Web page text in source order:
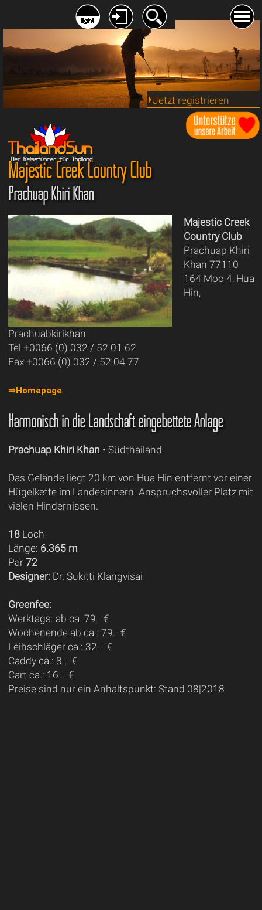
Jetzt registrieren
Majestic Creek Country Club
Prachuap Khiri Khan
Majestic Creek
Country Club
Prachuap Khiri
Khan 77110
164 Moo 4, Hua
Hin,
Prachuabkirikhan
Tel +0066 (0) 032 / 52 01 62
Fax +0066 (0) 032 / 52 04 77
⇒Homepage
Harmonisch in die Landschaft eingebettete Anlage
Prachuap Khiri Khan • Südthailand
Das Gelände liegt 20 km von Hua Hin entfernt vor einer
Hügelkette im Landesinnern. Anspruchsvoller Platz mit
vielen Hindernissen.
18Loch
Länge: 6.365 m
Par 72
Designer: Dr. Sukitti Klangvisai
Greenfee:
Werktags: ab ca. 79.- €
Wochenende ab ca.: 79.- €
Leihschläger ca.: 32 .- €
Caddy ca.: 8 .- €
Cart ca.: 16 .- €
Preise sind nur ein Anhaltspunkt: Stand 08|2018